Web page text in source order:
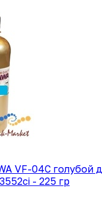
VF-04C голубой
- 225 гр